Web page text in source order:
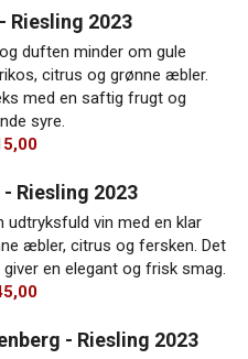
Riesling 2023
duften minder om gule
citrus og grønne æbler.
med en saftig frugt og
syre.
Riesling 2023
udtryksfuld vin med en klar
æbler, citrus og fersken. Det
en elegant og frisk smag.
- Riesling 2023